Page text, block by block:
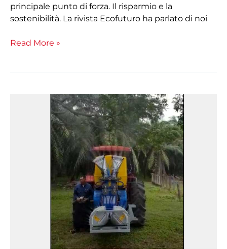
principale punto di forza. Il risparmio e la
sostenibilità. La rivista Ecofuturo ha parlato di noi
Read More »
Martignani: